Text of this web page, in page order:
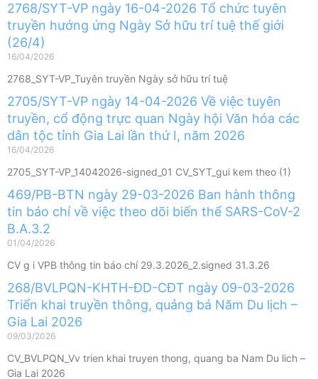
2768/SYT-VP ngày 16-04-2026 Tổ chức tuyên
truyền hướng ứng Ngày Sở hữu trí tuệ thế giới
(26/4)
16/04/2026
2768_SYT-VP_Tuyên truyền Ngày sở hữu trí tuệ
2705/SYT-VP ngày 14-04-2026 Về việc tuyên
truyền, cổ động trực quan Ngày hội Văn hóa các
dân tộc tỉnh Gia Lai lần thứ I, năm 2026
16/04/2026
2705_SYT-VP_14042026-signed_01 CV_SYT_gui kem theo (1)
469/PB-BTN ngày 29-03-2026 Ban hành thông
tin báo chí về việc theo dõi biến thể SARS-CoV-2
B.A.3.2
01/04/2026
CV g i VPB thông tin báo chí 29.3.2026_2.signed 31.3.26
268/BVLPQN-KHTH-ĐD-CĐT ngày 09-03-2026
Triển khai truyền thông, quảng bá Năm Du lịch –
Gia Lai 2026
09/03/2026
CV_BVLPQN_Vv trien khai truyen thong, quang ba Nam Du lich –
Gia Lai 2026